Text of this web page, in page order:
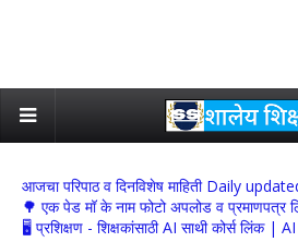
आजचा परिपाठ व दिनविशेष माहिती Daily
🌳 एक पेड मॉ के नाम फोटो अपलोड व प्रमाणपत्र
🖥 प्रशिक्षण - शिक्षकांसाठी AI साथी कोर्स लिंक